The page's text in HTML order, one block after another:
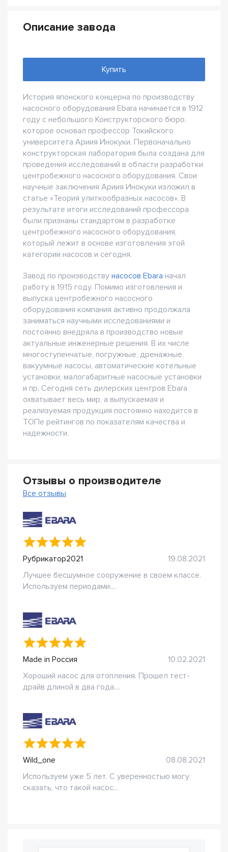
Описание завода
Купить
История японского концерна по производству
насосного оборудования Ebara начинается в 1912
году с небольшого Конструкторского бюро,
которое основал профессор Токийского
университета Ариия Инокуки. Первоначально
конструкторская лаборатория была создана для
проведения исследований в области разработки
центробежного насосного оборудования. Свои
научные заключения Ариия Инокуки изложил в
статье «Теория улиткообразных насосов». В
результате итоги исследований профессора
были признаны стандартом в разработке
центробежного насосного оборудования,
который лежит в основе изготовления этой
категории насосов и сегодня.
Завод по производству насосов Ebara начал
работу в 1915 году. Помимо изготовления и
выпуска центробежного насосного
оборудования компания активно продолжала
заниматься научными исследованиями и
постоянно внедряла в производство новые
актуальные инженерные решения. В их числе
многоступенчатые, погружные, дренажные,
вакуумные насосы, автоматические котельные
установки, малогабаритные насосные установки
и пр. Сегодня сеть дилерских центров Ebara
охватывает весь мир, а выпускаемая и
реализуемая продукция постоянно находится в
ТОПе рейтингов по показателям качества и
надежности.
Отзывы о производителе
Все отзывы
Рубрикатор2021
19.08.2021
Лучшее бесшумное сооружение в своем классе.
Используем периодами....
Made in Россия
10.02.2021
Хороший насос для отопления. Прошел тест-
драйв длиной в два года....
Wild_one
08.08.2021
Используем уже 5 лет. С уверенностью могу
сказать, что такой насос...